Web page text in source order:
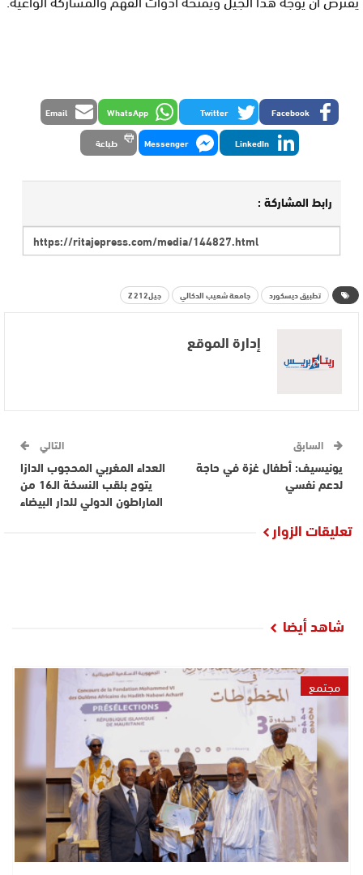
Facebook
Twitter
WhatsApp
Email
LinkedIn
Messenger طباعة
رابط المشاركة :
تطبيق ديسكورد جامعة شعيب الدكالي جيل212 Z
إدارة الموقع
السابق
يونيسيف: أطفال غزة في حاجة
لدعم نفسي
التالي
العداء المغربي المحجوب الدازا
يتوج بلقب النسخة الـ16 من
الماراطون الدولي للدار البيضاء
تعليقات الزوار
شاهد أيضا
مجتمع